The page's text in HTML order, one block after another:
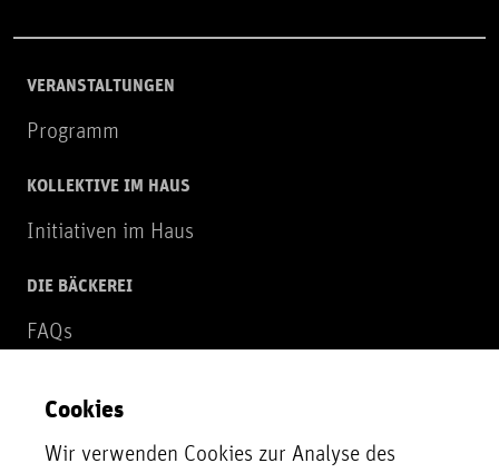
VERANSTALTUNGEN
Programm
KOLLEKTIVE IM HAUS
Initiativen im Haus
DIE BÄCKEREI
FAQs
NEWSLETTER
Zur Newsletter Anmeldung
Cookies
Wir verwenden Cookies zur Analyse des